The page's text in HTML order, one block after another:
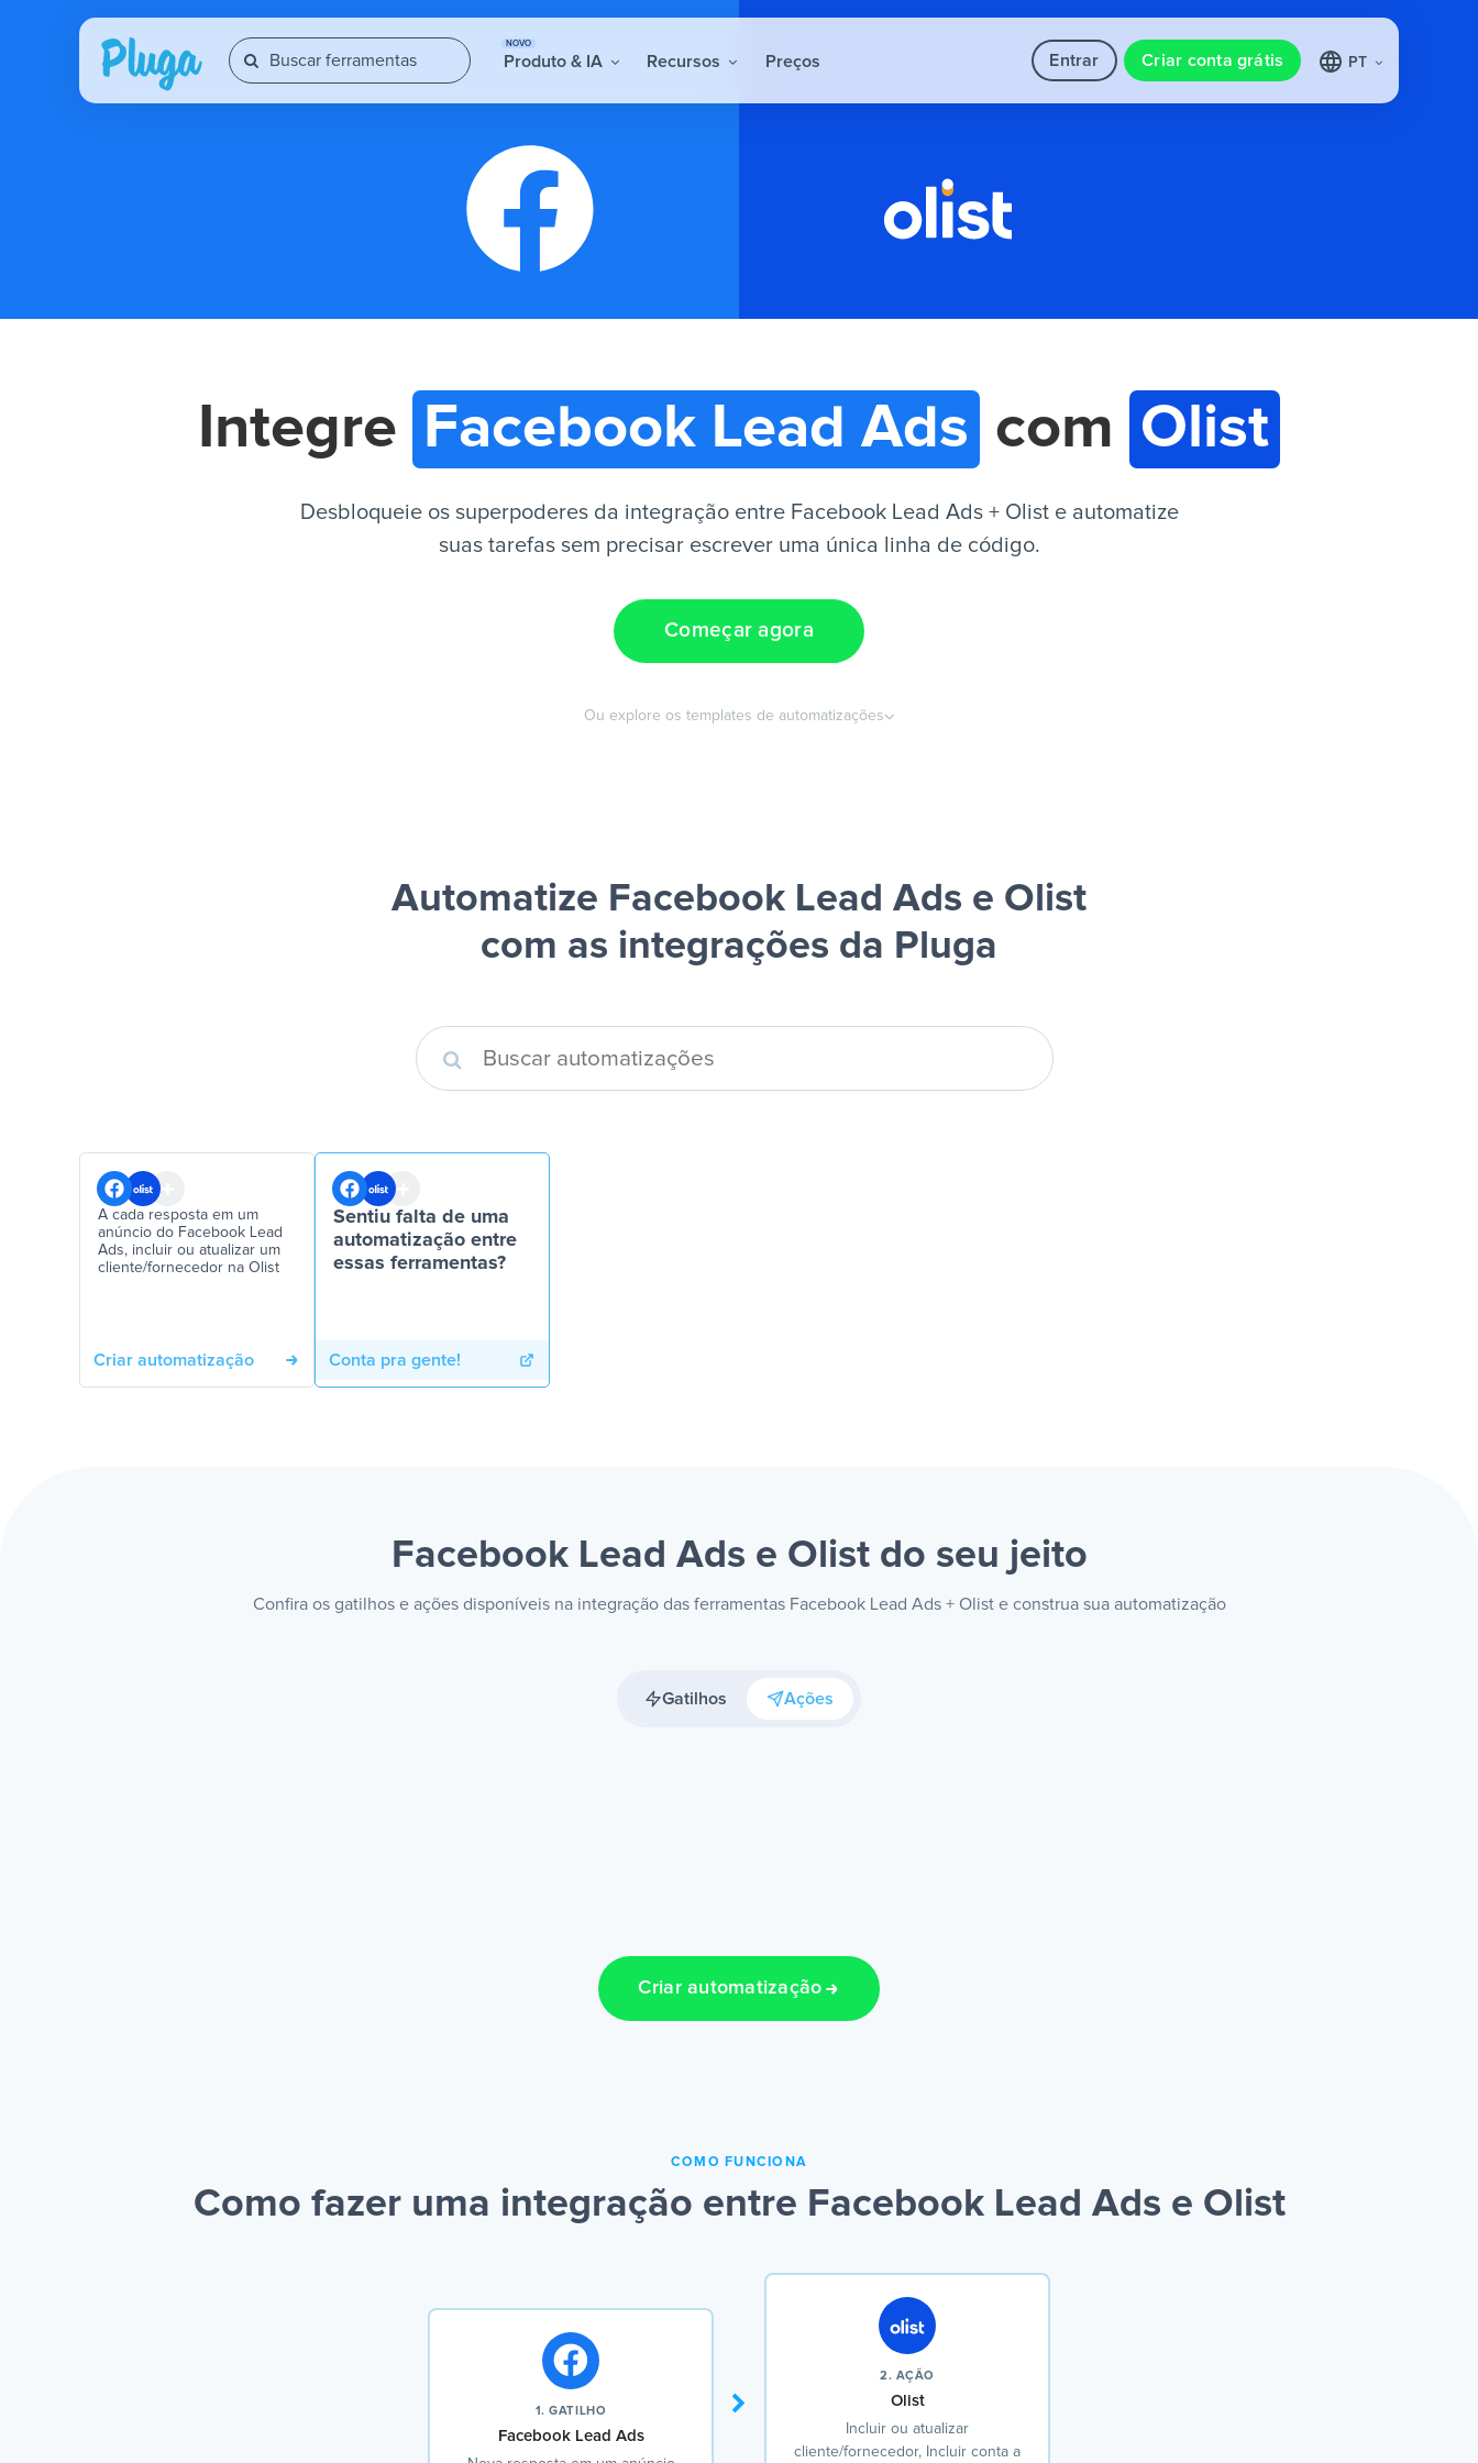
NOVO
Produto & IA Recursos Preços Entrar Criar conta grátis PT
Integre Facebook Lead Ads com Olist
Desbloqueie os superpoderes da integração entre Facebook Lead Ads + Olist e automatize
suas tarefas sem precisar escrever uma única linha de código.
Começar agora
Ou explore os templates de automatizações
Automatize Facebook Lead Ads e Olist
com as integrações da Pluga
A cada resposta em um
anúncio do Facebook Lead
Ads, incluir ou atualizar um
cliente/fornecedor na Olist
Criar automatização
Sentiu falta de uma
automatização entre
essas ferramentas?
Conta pra gente!
Facebook Lead Ads e Olist do seu jeito
Confira os gatilhos e ações disponíveis na integração das ferramentas Facebook Lead Ads + Olist e construa sua automatização
Gatilhos Ações
Criar automatização
COMO FUNCIONA
Como fazer uma integração entre Facebook Lead Ads e Olist
1. GATILHO
Facebook Lead Ads
2. AÇÃO
Olist
Incluir ou atualizar
cliente/fornecedor, Incluir conta a